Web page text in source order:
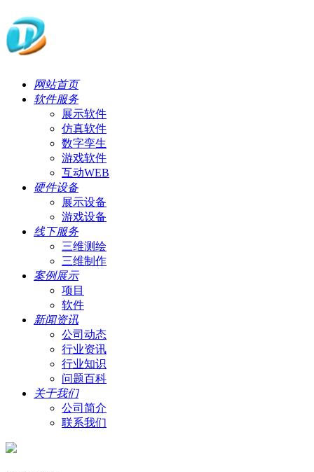
网站首页
软件服务
展示软件
仿真软件
数字孪生
游戏软件
互动WEB
硬件设备
展示设备
游戏设备
线下服务
三维测绘
三维制作
案例展示
项目
软件
新闻资讯
公司动态
行业资讯
行业知识
问题百科
关于我们
公司简介
联系我们